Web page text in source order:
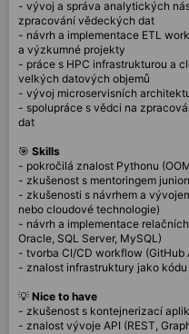
- vývoj a správa analytických
zpracování vědeckých dat
- návrh a implementace ETL
a výzkumné projekty
- práce s HPC infrastrukturou a
velkých datových objemů
- vývoj microservisních
- spolupráce s vědci na
dat
🎯 Skills
- pokročilá znalost Pythonu
- zkušenost s mentoringem
- zkušenosti s návrhem a
nebo cloudové technologie)
- návrh a implementace
Oracle, SQL Server, MySQL)
- tvorba CI/CD workflow
- znalost infrastruktury jako kódu
💡 Nice to have
- zkušenost s kontejnerizací
- znalost vývoje API (REST,